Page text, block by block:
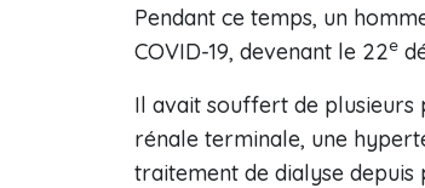
Pendant ce temps, un
COVID-19, devenant le 22e
Il avait souffert de plusieurs
rénale terminale, une
traitement de dialyse depuis